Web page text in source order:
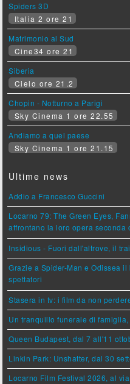
Spiders 3D
Italia 2 ore 21
Matrimonio al Sud
Cine34 ore 21
Siberia
Cielo ore 21.2
Chopin - Notturno a Parigi
Sky Cinema 1 ore 22.55
Andiamo a quel paese
Sky Cinema 1 ore 21.15
Ultime news
Addio a Francesco Guccini
Locarno 79: The Green Eyes,
affrontano la loro opera seconda
Insidious - Fuori dall'altrove, il
Grazie a Spider-Man e Odissea
spettatori
Stasera in tv: i film da non
Un tranquillo funerale di
Queen Budapest, dal 7 all'11
Linkin Park: Unshatter, dal 30
Locarno Film Festival 2026, al via